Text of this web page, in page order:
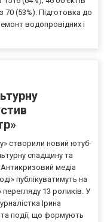
70 (53%). Підготовка до
водопровідних і
створили новий ютуб-
спадщину та
медіа
публікуватимуть на
13 роликів. У
Ірина
події, що формують